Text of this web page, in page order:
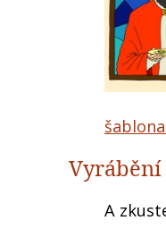
Vyrábění
A